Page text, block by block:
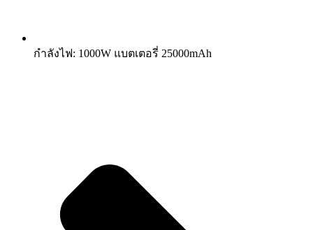
กำลังไฟ: 1000W แบตเตอรี่ 25000mAh